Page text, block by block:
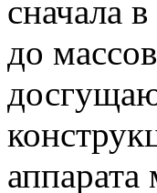
сначала
до
аппарата